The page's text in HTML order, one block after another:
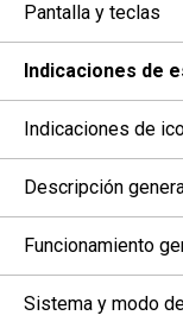
Pantalla y teclas
Indicaciones de
Indicaciones de
Descripción
Funcionamiento
Sistema y modo